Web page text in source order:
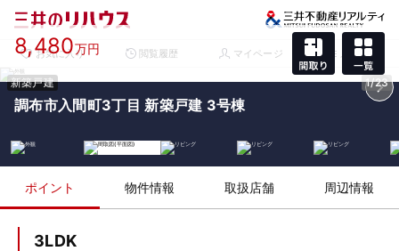
お気に入り 閲覧履歴 マイページ メニュー
新築戸建 1/23
8,480万円
調布市入間町3丁目 新築戸建 3号棟
ポイント 物件情報 取扱店舗 周辺情報
3LDK